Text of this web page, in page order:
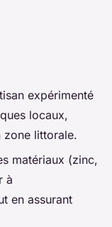
le
expérimenté
locaux,
zone littorale.
matériaux (zinc,
à
en assurant